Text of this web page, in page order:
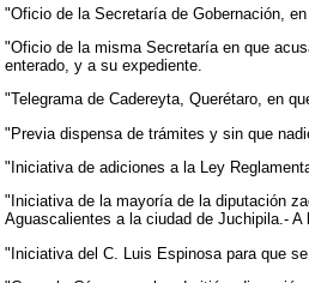
"Oficio de la Secretaría de Gobernación,
"Oficio de la misma Secretaría en que
enterado, y a su expediente.
"Telegrama de Cadereyta, Querétaro, en
"Previa dispensa de trámites y sin que
"Iniciativa de adiciones a la Ley
"Iniciativa de la mayoría de la diputación
Aguascalientes a la ciudad de Juchipila.-
"Iniciativa del C. Luis Espinosa para que